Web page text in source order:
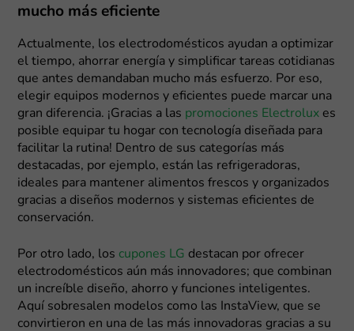
mucho más eficiente
Actualmente, los electrodomésticos ayudan a optimizar
el tiempo, ahorrar energía y simplificar tareas cotidianas
que antes demandaban mucho más esfuerzo. Por eso,
elegir equipos modernos y eficientes puede marcar una
gran diferencia. ¡Gracias a las promociones Electrolux es
posible equipar tu hogar con tecnología diseñada para
facilitar la rutina! Dentro de sus categorías más
destacadas, por ejemplo, están las refrigeradoras,
ideales para mantener alimentos frescos y organizados
gracias a diseños modernos y sistemas eficientes de
conservación.
Por otro lado, los cupones LG destacan por ofrecer
electrodomésticos aún más innovadores; que combinan
un increíble diseño, ahorro y funciones inteligentes.
Aquí sobresalen modelos como las InstaView, que se
convirtieron en una de las más innovadoras gracias a su